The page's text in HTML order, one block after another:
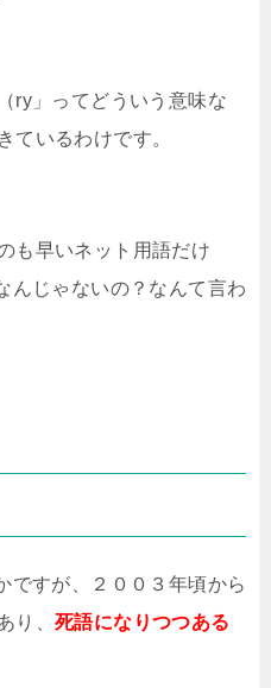
ry」ってどういう意味な
ているわけです。
も早いネット用語だけ
んじゃないの？なんて言わ
ですが、２００３年頃から
り、 死語になりつつある